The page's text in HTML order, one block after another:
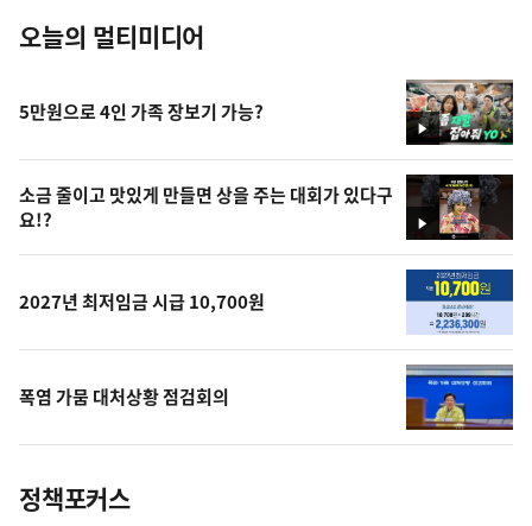
오늘의 멀티미디어
영
상
5만원으로 4인 가족 장보기 가능?
영
상
소금 줄이고 맛있게 만들면 상을 주는 대회가 있다구
요!?
2027년 최저임금 시급 10,700원
폭염 가뭄 대처상황 점검회의
정책포커스